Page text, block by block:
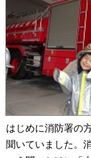
はじめに消防署の
聞いていました。